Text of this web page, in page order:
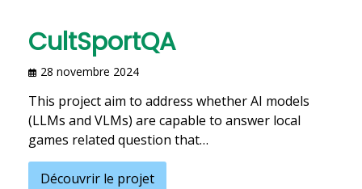
CultSportQA
28 novembre 2024
This project aim to address whether AI models
(LLMs and VLMs) are capable to answer local
games related question that…
Découvrir le projet